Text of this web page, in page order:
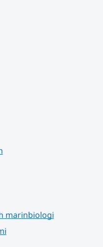
marinbiologi